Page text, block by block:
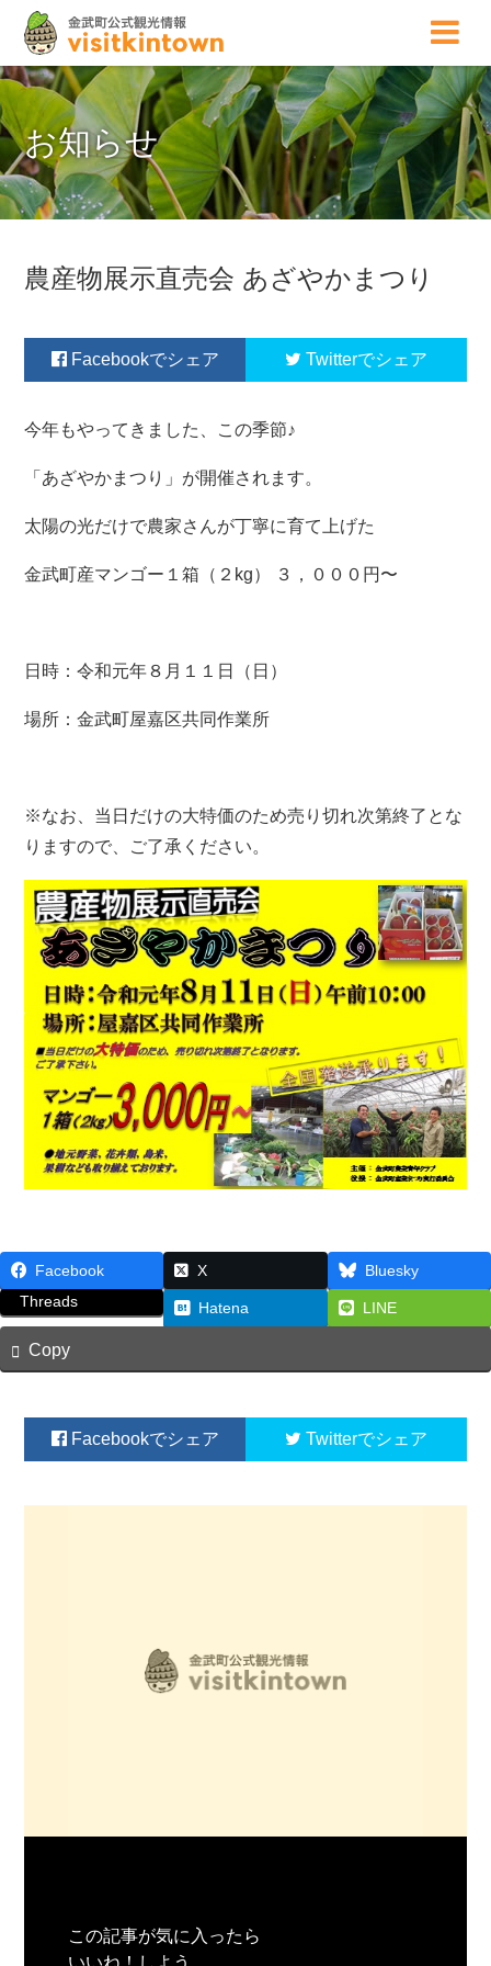
お知らせ
農産物展示直売会 あざやかまつり
Facebook Twitter
今年もやってきました、この季節♪
「あざやかまつり」が開催されます。
太陽の光だけで農家さんが丁寧に育て上げた
金武町産マンゴー１箱（２kg） ３，０００円〜
日時：令和元年８月１１日（日）
場所：金武町屋嘉区共同作業所
※なお、当日だけの大特価のため売り切れ次第終了とな
りますので、ご了承ください。
Facebook X
Bluesky
Threads
Hatena LINE
Copy
Facebook Twitter
この記事が気に入ったら